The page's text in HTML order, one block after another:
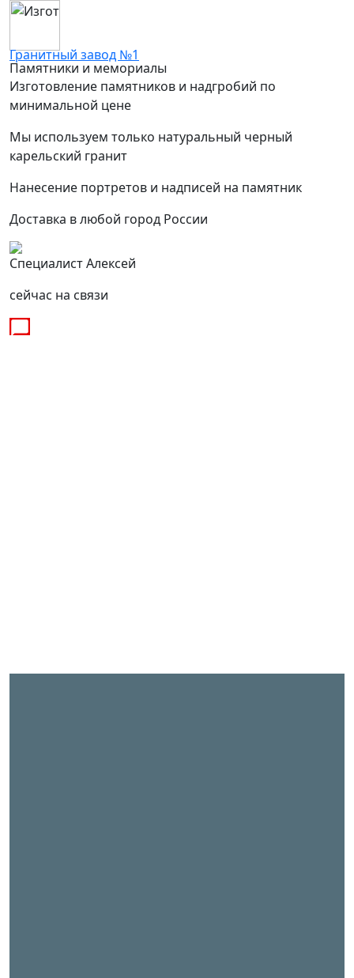
Гранитный завод №1
Памятники и мемориалы
Изготовление памятников и надгробий по
минимальной цене
Мы используем только натуральный черный
карельский гранит
Нанесение портретов и надписей на памятник
Доставка в любой город России
Специалист Алексей
сейчас на связи